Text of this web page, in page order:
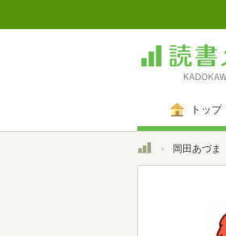
トップ
トップ岡田あづま